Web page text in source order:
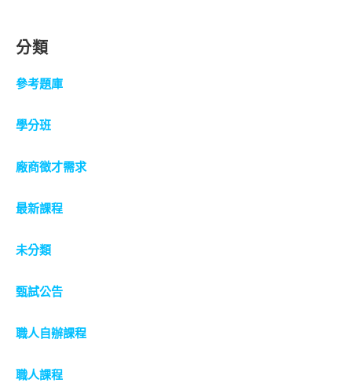
分類
參考題庫
學分班
廠商徵才需求
最新課程
未分類
甄試公告
職人自辦課程
職人課程